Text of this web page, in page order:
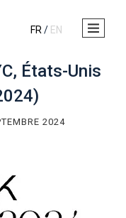
FR / EN
États-Unis
2024